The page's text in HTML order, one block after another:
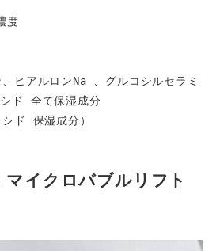
度
ヒアルロンNa 、グルコシルセラミ
ド 全て保湿成分
ド 保湿成分）
イクロバブルリフト